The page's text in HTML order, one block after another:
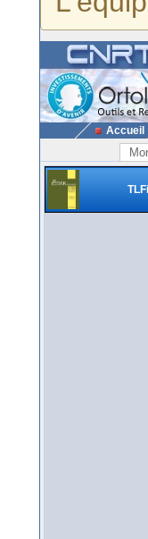
Accueil
TLFi